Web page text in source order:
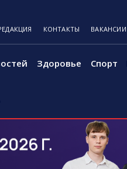
КОНТАКТЫ ВАКАНСИИ
Здоровье Спорт